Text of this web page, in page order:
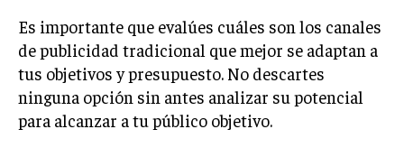
NEGOCIACIÓN Y RESOLUCIÓN DE CONFLICTOS
DERECHO EMPRESARIAL Y REGULACIONES
ÉXITO EMPRESARIAL Y CASOS DE ESTUDIO
GOBIERNO CORPORATIVO
Es importante que evalúes cuáles son los canales
de publicidad tradicional que mejor se adaptan a
tus objetivos y presupuesto. No descartes
ninguna opción sin antes analizar su potencial
para alcanzar a tu público objetivo.